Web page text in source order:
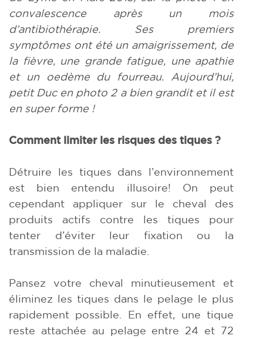
convalescence après un mois
d’antibiothérapie. Ses premiers
symptômes ont été un amaigrissement, de
la fièvre, une grande fatigue, une apathie
et un oedème du fourreau. Aujourd’hui,
petit Duc en photo 2 a bien grandit et il est
en super forme !
Comment limiter les risques des tiques ?
Détruire les tiques dans l’environnement
est bien entendu illusoire! On peut
cependant appliquer sur le cheval des
produits actifs contre les tiques pour
tenter d’éviter leur fixation ou la
transmission de la maladie.
Pansez votre cheval minutieusement et
éliminez les tiques dans le pelage le plus
rapidement possible. En effet, une tique
reste attachée au pelage entre 24 et 72